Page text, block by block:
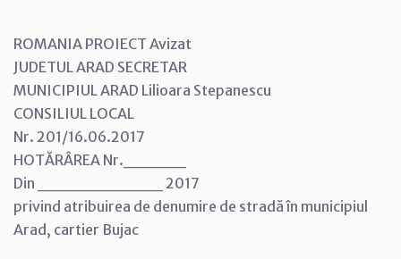
ROMANIA PROIECT Avizat
JUDETUL ARAD SECRETAR
MUNICIPIUL ARAD Lilioara Stepanescu
CONSILIUL LOCAL
Nr. 201/16.06.2017
HOTĂRÂREA Nr._____
Din __________ 2017
privind atribuirea de denumire de stradă în municipiul
Arad, cartier Bujac